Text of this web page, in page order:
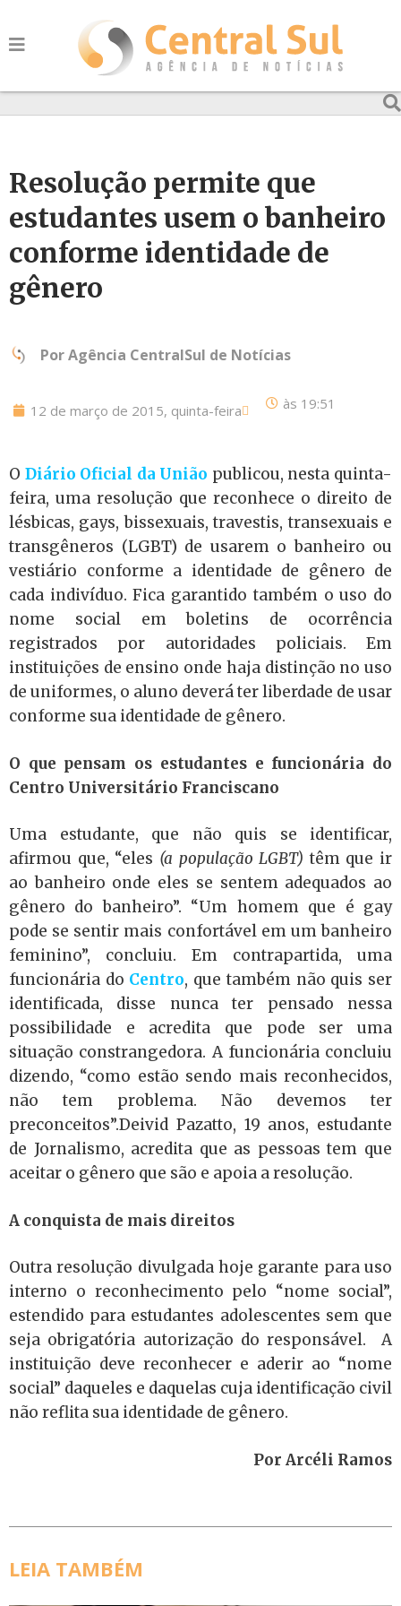
Resolução permite que
estudantes usem o banheiro
conforme identidade de
gênero
PorAgência CentralSul de Notícias
12 de março de 2015, quinta-feira às 19:51
O Diário Oficial da União publicou, nesta quinta-
feira, uma resolução que reconhece o direito de
lésbicas, gays, bissexuais, travestis, transexuais e
transgêneros (LGBT) de usarem o banheiro ou
vestiário conforme a identidade de gênero de
cada indivíduo. Fica garantido também o uso do
nome social em boletins de ocorrência
registrados por autoridades policiais. Em
instituições de ensino onde haja distinção no uso
de uniformes, o aluno deverá ter liberdade de usar
conforme sua identidade de gênero.
O que pensam os estudantes e funcionária do
Centro Universitário Franciscano
Uma estudante, que não quis se identificar,
afirmou que, “eles (a população LGBT) têm que ir
ao banheiro onde eles se sentem adequados ao
gênero do banheiro”. “Um homem que é gay
pode se sentir mais confortável em um banheiro
feminino”, concluiu. Em contrapartida, uma
funcionária do Centro, que também não quis ser
identificada, disse nunca ter pensado nessa
possibilidade e acredita que pode ser uma
situação constrangedora. A funcionária concluiu
dizendo, “como estão sendo mais reconhecidos,
não tem problema. Não devemos ter
preconceitos”.Deivid Pazatto, 19 anos, estudante
de Jornalismo, acredita que as pessoas tem que
aceitar o gênero que são e apoia a resolução.
A conquista de mais direitos
Outra resolução divulgada hoje garante para uso
interno o reconhecimento pelo “nome social”,
estendido para estudantes adolescentes sem que
seja obrigatória autorização do responsável. A
instituição deve reconhecer e aderir ao “nome
social” daqueles e daquelas cuja identificação civil
não reflita sua identidade de gênero.
Por Arcéli Ramos
LEIA TAMBÉM